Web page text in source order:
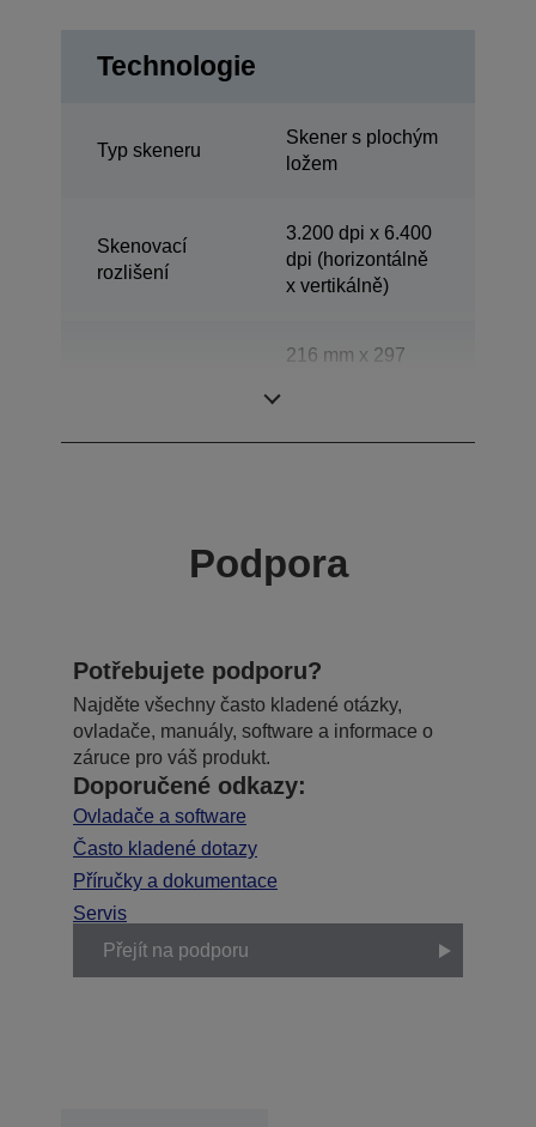
Technologie
Typ skeneru
Skener s plochým
ložem
Skenovací
rozlišení
3.200 dpi x 6.400
dpi (horizontálně
x vertikálně)
216 mm x 297
Podpora
Potřebujete podporu?
Najděte všechny často kladené otázky,
ovladače, manuály, software a informace o
záruce pro váš produkt.
Doporučené odkazy:
Ovladače a software
Často kladené dotazy
Příručky a dokumentace
Servis
Přejít na podporu